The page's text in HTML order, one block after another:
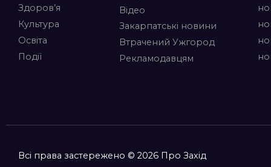
Здоров’я
Культура
Освіта
Події
Відео
Закарпатські новини
Втрачений Ужгород
Рекламодавцям
Всі права застережено © 2026 Про Захід